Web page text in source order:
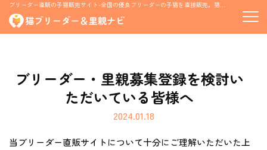
ブリーダー直販の子猫販売サイト-全国の優良ブリーダーの子猫を直接販売。猫の里親募集情報も掲載
ブリーダー・里親募集登録を検討い
ただいている皆様へ
2024.01.18
当ブリーダー直販サイトについて十分にご理解いただいた上